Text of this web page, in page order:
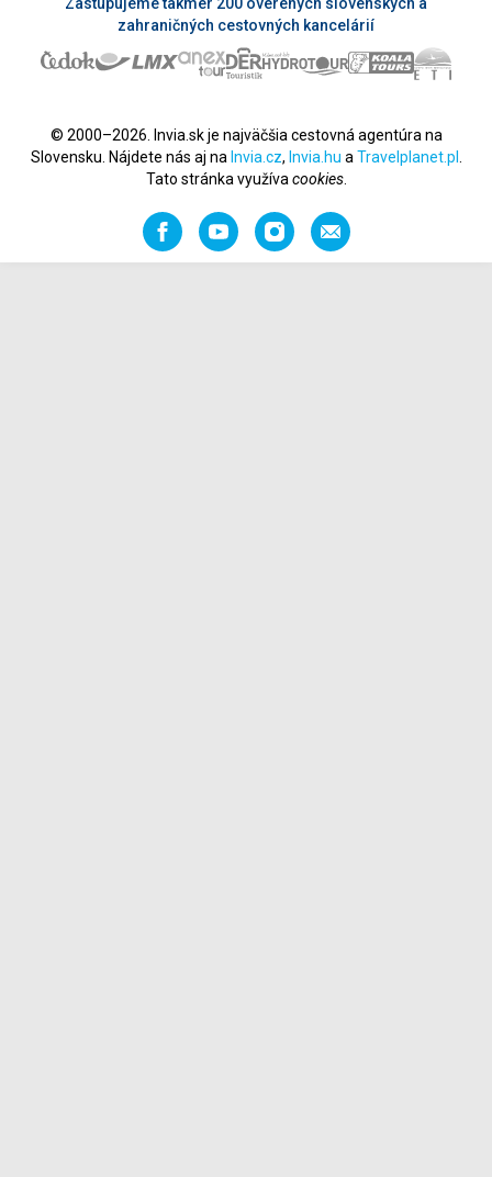
zahraničných cestovných kancelárií
© 2000–2026. Invia.sk je najväčšia cestovná agentúra na
Slovensku. Nájdete nás aj na Invia.cz, Invia.hu a Travelplanet.pl
Tato stránka využíva cookies.
FacebookYouTubeInstagramOdporučiť